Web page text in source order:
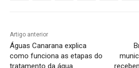
Artigo anterior
Águas Canarana explica
como funciona as etapas do
tratamento da água